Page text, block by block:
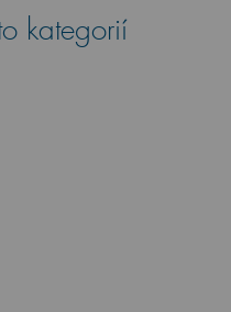
kategorií